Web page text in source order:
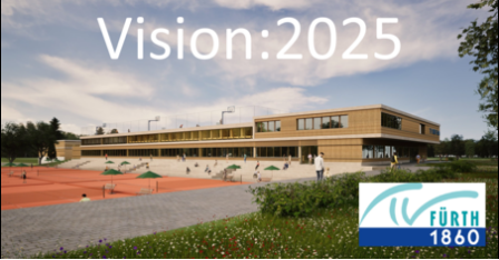
Zum Hauptinhalt springen
Erklärung zur Barrierefreiheit anzeigen